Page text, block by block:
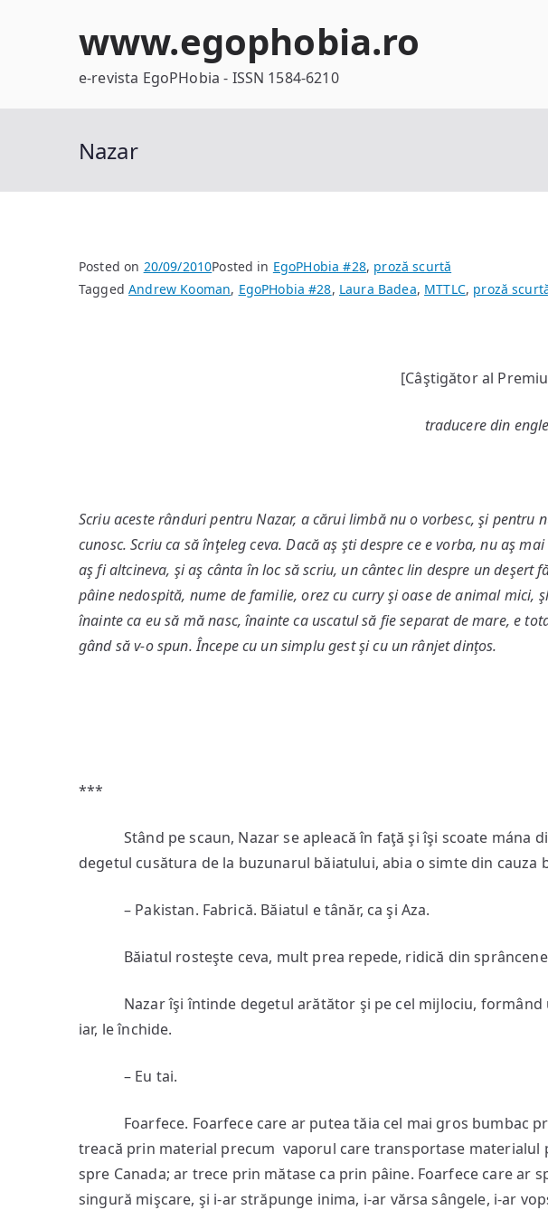
www.egophobia.ro
e-revista EgoPHobia - ISSN 1584-6210
Nazar
Posted on 20/09/2010Posted in EgoPHobia #28, proză scurtă
TaggedAndrew Kooman, EgoPHobia #28, Laura Badea, MTTLC, proză
[Câştigător al
traducere din
Scriu aceste rânduri pentru Nazar, a cărui limbă nu o vorbesc, şi pentru
cunosc. Scriu ca să înţeleg ceva. Dacă aş şti despre ce e vorba, nu aş
aş fi altcineva, şi aş cânta în loc să scriu, un cântec lin despre un deşert
pâine nedospită, nume de familie, orez cu curry şi oase de animal mici,
înainte ca eu să mă nasc, înainte ca uscatul să fie separat de mare, e
gând să v-o spun. Începe cu un simplu gest şi cu un rânjet dinţos.
***
Stând pe scaun, Nazar se apleacă în faţă şi îşi scoate mána
degetul cusătura de la buzunarul băiatului, abia o simte din cauza
– Pakistan. Fabrică. Băiatul e tânăr, ca şi Aza.
Băiatul rosteşte ceva, mult prea repede, ridică din
Nazar îşi întinde degetul arătător şi pe cel mijlociu, formând
iar, le închide.
– Eu tai.
Foarfece. Foarfece care ar putea tăia cel mai gros bumbac
treacă prin material precum vaporul care transportase materialul
spre Canada; ar trece prin mătase ca prin pâine. Foarfece care ar
singură mişcare, şi i-ar străpunge inima, i-ar vărsa sângele, i-ar